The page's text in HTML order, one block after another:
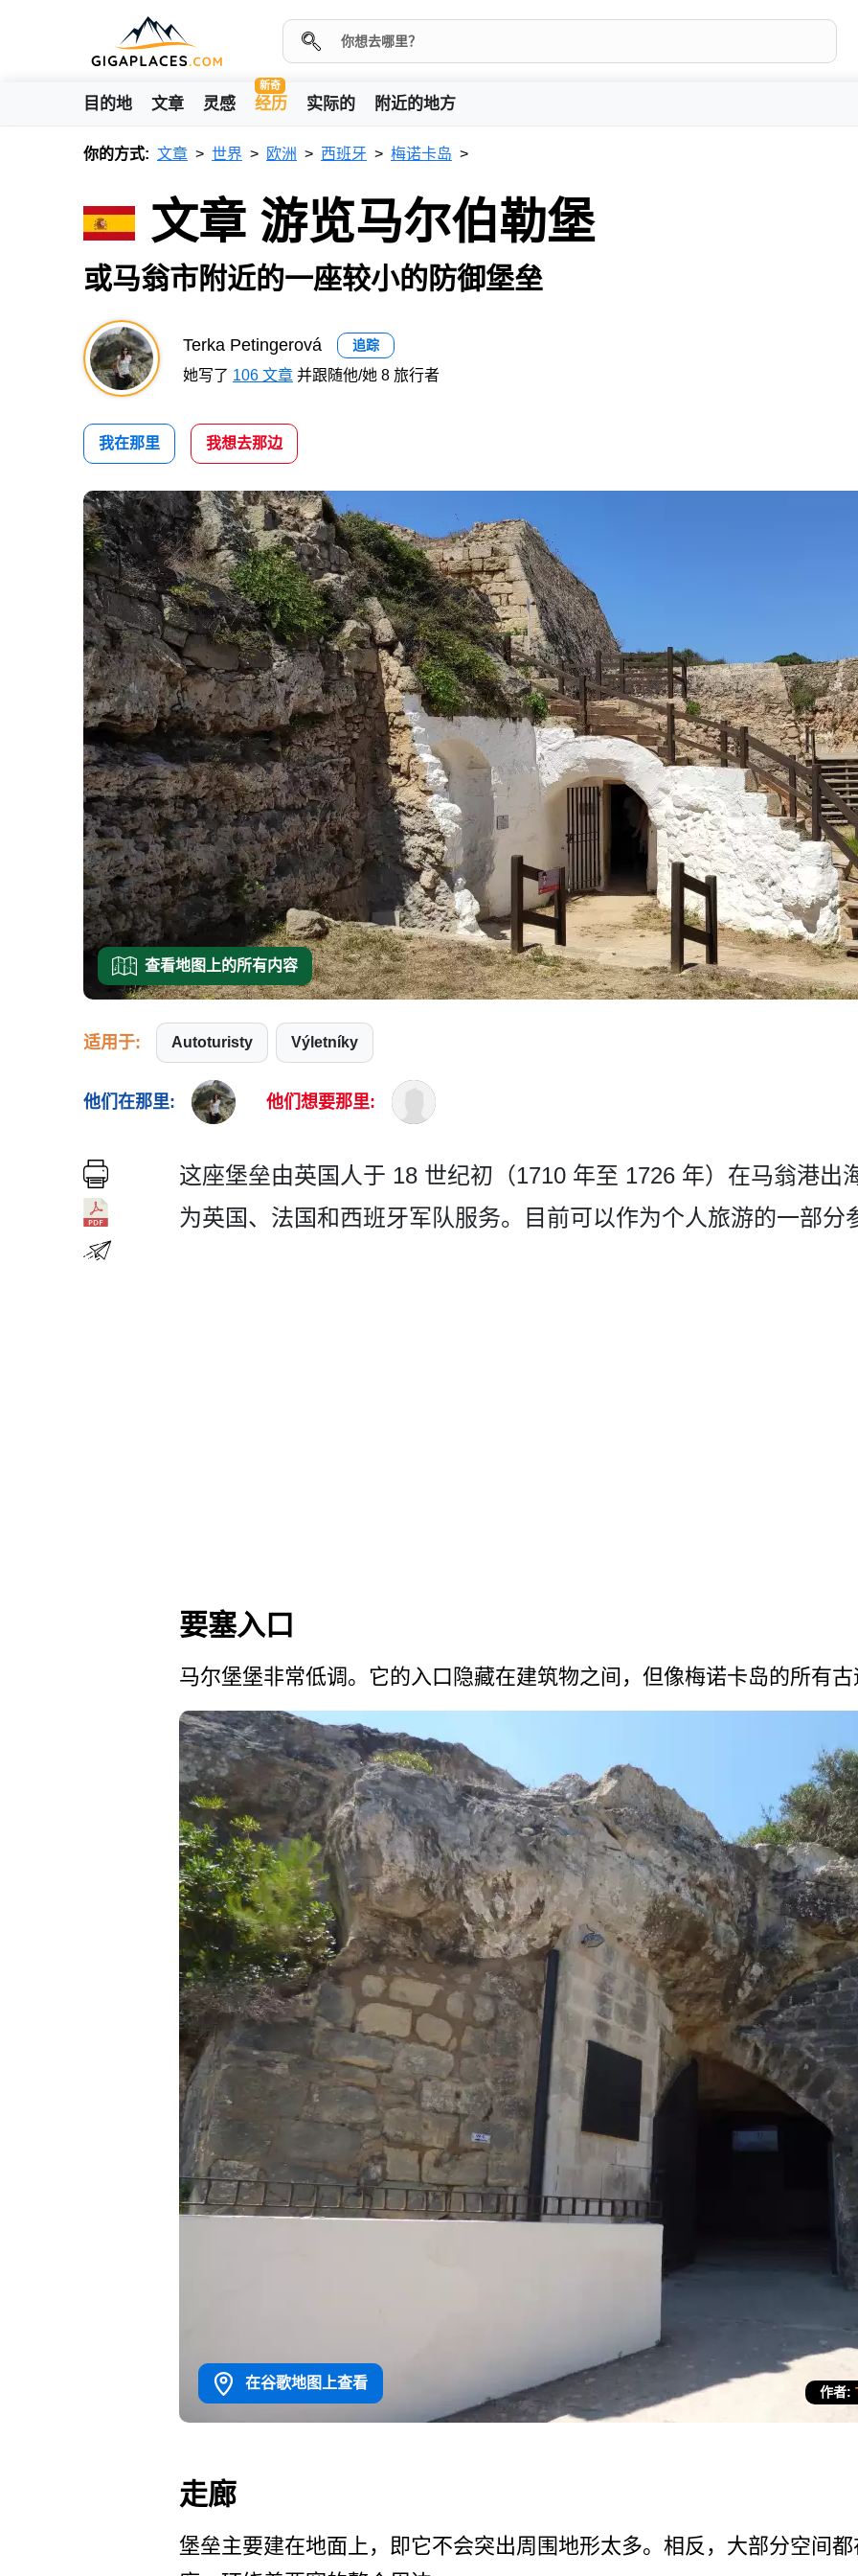
目的地 文章 灵感
新奇
经历 实际的 附近的地方
你的方式: 文章 世界 欧洲 西班牙 梅诺卡岛
文章 游览马尔伯勒堡
或马翁市附近的一座较小的防御堡垒
Terka Petingerová 追踪
她写了 106 文章 并跟随他/她 8 旅行者
我在那里 我想去那边
查看地图上的所有内容
适用于: Autoturisty Výletníky
他们在那里: 他们想要那里:
这座堡垒由英国人于 18 世纪初（1710 年至 1726 年）在马翁港出
为英国、法国和西班牙军队服务。目前可­以作为个人旅游的一部分
要塞入口
马尔堡堡非常低调。它的入口­隐藏在建筑物之间，但像梅诺卡岛的所有古
在谷歌地图上查看
作者:
走廊
堡垒主要建在地面上，即它不­会突出周围地形太多。相反，大部分空间